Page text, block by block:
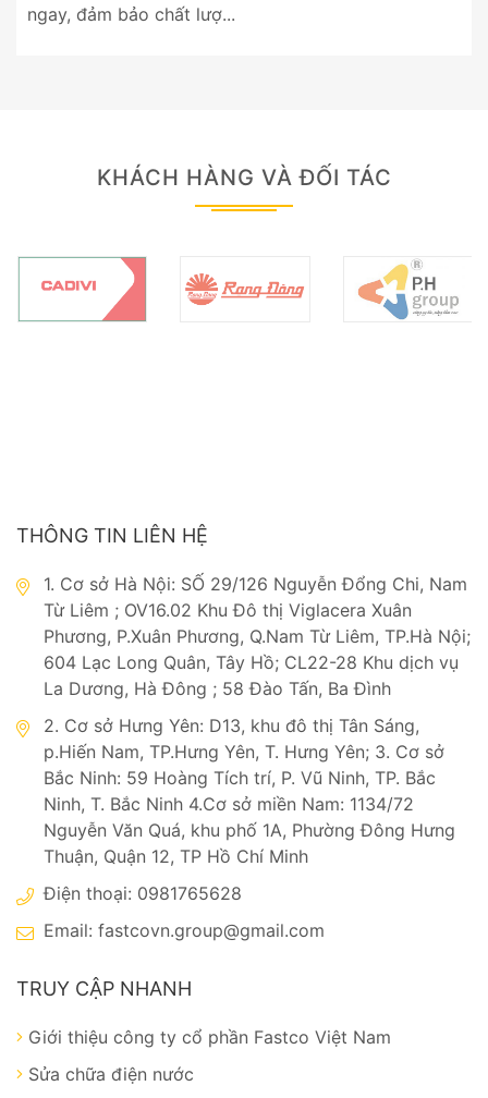
ngay, đảm bảo chất lượ...
KHÁCH HÀNG VÀ ĐỐI TÁC
THÔNG TIN LIÊN HỆ
1. Cơ sở Hà Nội: SỐ 29/126 Nguyễn Đổng Chi, Nam
Từ Liêm ; OV16.02 Khu Đô thị Viglacera Xuân
Phương, P.Xuân Phương, Q.Nam Từ Liêm, TP.Hà Nội;
604 Lạc Long Quân, Tây Hồ; CL22-28 Khu dịch vụ
La Dương, Hà Đông ; 58 Đào Tấn, Ba Đình
2. Cơ sở Hưng Yên: D13, khu đô thị Tân Sáng,
p.Hiến Nam, TP.Hưng Yên, T. Hưng Yên; 3. Cơ sở
Bắc Ninh: 59 Hoàng Tích trí, P. Vũ Ninh, TP. Bắc
Ninh, T. Bắc Ninh 4.Cơ sở miền Nam: 1134/72
Nguyễn Văn Quá, khu phố 1A, Phường Đông Hưng
Thuận, Quận 12, TP Hồ Chí Minh
Điện thoại: 0981765628
Email: fastcovn.group@gmail.com
TRUY CẬP NHANH
Giới thiệu công ty cổ phần Fastco Việt Nam
Sửa chữa điện nước